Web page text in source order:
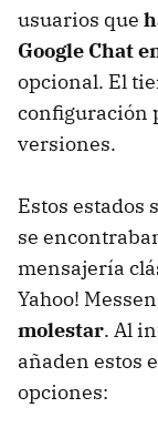
usuarios que
Google Chat
opcional. El
configuración
versiones.
Estos estados
se
mensajería
Yahoo!
molestar. Al
añaden estos
opciones: